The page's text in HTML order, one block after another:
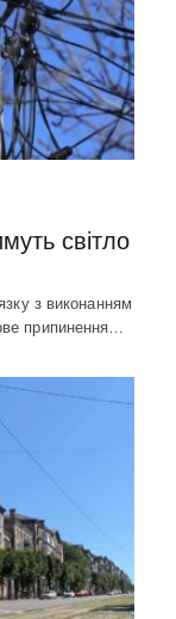
світло
з виконанням
припинення…